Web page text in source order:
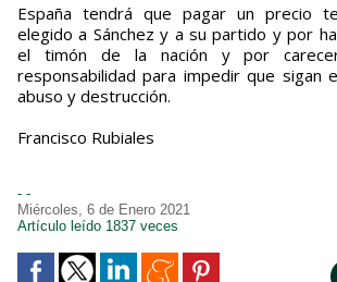
España tendrá que pagar un precio
elegido a Sánchez y a su partido y por
el timón de la nación y por
responsabilidad para impedir que sigan
abuso y destrucción.
Francisco Rubiales
- -
Miércoles, 6 de Enero 2021
Artículo leído 1837 veces